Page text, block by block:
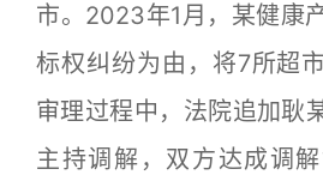
市。2023年1月，某健康
标权纠纷为由，将7所超
审理过程中，法院追加耿
主持调解，双方达成调